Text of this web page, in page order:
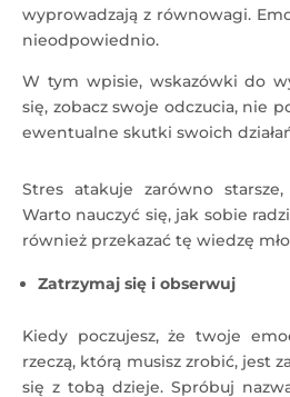
wyprowadzają z równowagi.
nieodpowiednio.
W tym wpisie, wskazówki do
się, zobacz swoje odczucia, nie
ewentualne skutki swoich
Stres atakuje zarówno
Warto nauczyć się, jak sobie
również przekazać tę wiedzę
Zatrzymaj się i obserwuj
Kiedy poczujesz, że twoje
rzeczą, którą musisz zrobić, jest
się z tobą dzieje. Spróbuj